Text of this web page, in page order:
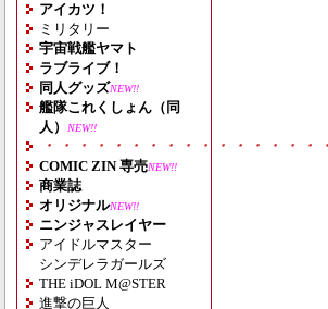
アイカツ！
ミリタリー
宇宙戦艦ヤマト
ラブライブ！
同人グッズNEW!!
艦隊これくしょん（同
人）
NEW!!
・・・・・・・・・・・・・・・・
COMIC ZIN 専売NEW!!
商業誌
オリジナルNEW!!
ニンジャスレイヤー
アイドルマスター
シンデレラガールズ
THE iDOL M@STER
進撃の巨人